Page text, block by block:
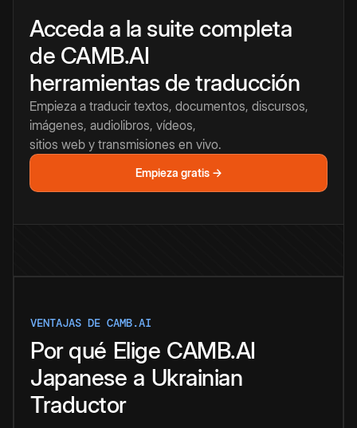
Acceda a la suite completa
de CAMB.AI
herramientas de traducción
Empieza a traducir textos, documentos, discursos,
imágenes, audiolibros, vídeos,
sitios web y transmisiones en vivo.
Empieza gratis →
VENTAJAS DE CAMB.AI
Por qué Elige CAMB.AI
Japanese a Ukrainian
Traductor